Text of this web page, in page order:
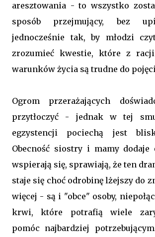
aresztowania - to wszystko
sposób przejmujący, bez
jednocześnie tak, by młodzi
zrozumieć kwestie, które z
warunków życia są trudne do
Ogrom przerażających
przytłoczyć - jednak w tej
egzystencji pociechą jest
Obecność siostry i mamy dodaje
wspierają się, sprawiają, że ten
staje się choć odrobinę lżejszy do
więcej - są i "obce" osoby,
krwi, które potrafią wiele
pomóc najbardziej